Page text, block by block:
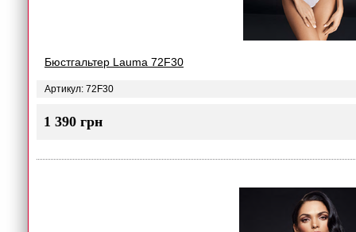
Бюстгальтер Lauma 72F30
Артикул: 72F30
1 390 грн